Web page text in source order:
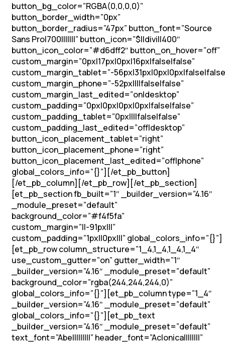
button_bg_color=”RGBA(0,0,0,0)”
button_border_width=”0px”
button_border_radius=”47px” button_font=”Source
Sans Pro|700|||||||” button_icon=”$||divi||400″
button_icon_color=”#d6dff2″ button_on_hover=”off”
custom_margin=”0px|17px|0px|16px|false|false”
custom_margin_tablet=”-
custom_margin_phone=”-52px||||false|false”
custom_margin_last_edited=”on|desktop”
custom_padding=”0px|0px|0px|0px|false|false”
custom_padding_tablet=”0px||||false|false”
custom_padding_last_edited=”off|desktop”
button_icon_placement_tablet=”right”
button_icon_placement_phone=”right”
button_icon_placement_last_edited=”off|phone”
global_colors_info=”{}”][/et_pb_button]
[/et_pb_column][/et_pb_row][/et_pb_section]
[et_pb_section fb_built=”1″ _builder_version=”4.16″
_module_preset=”default”
background_color=”#f4f5fa”
custom_margin=”||-91px|||”
custom_padding=”1px||0px|||” global_colors_info=”{}”]
[et_pb_row column_structure=”1_4,1_4,1_4,1_4″
use_custom_gutter=”on” gutter_width=”1″
_builder_version=”4.16″ _module_preset=”default”
background_color=”rgba(244,244,244,0)”
global_colors_info=”{}”][et_pb_column type=”1_4″
_builder_version=”4.16″ _module_preset=”default”
global_colors_info=”{}”][et_pb_text
_builder_version=”4.16″ _module_preset=”default”
text_font=”Abel||||||||” header_font=”Aclonica||||||||”